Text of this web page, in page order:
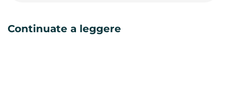
Continuate a leggere